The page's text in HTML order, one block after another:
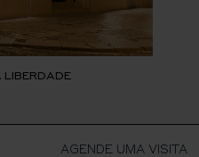
LIBERDADE
AGENDE UMA VISITA